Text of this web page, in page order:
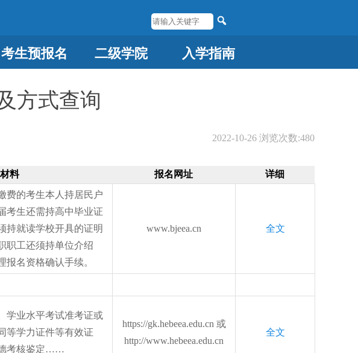
考生预报名 二级学院 入学指南
方式查询
2022-10-26 浏览次数:480
料 报名网址 详细
费的考生本人持居民户
考生还需持高中毕业证
持就读学校开具的证明
职工还须持单位介绍
报名资格确认手续。
www.bjeea.cn 全文
学业水平考试准考证或
等学力证件等有效证
考核鉴定……
https://gk.hebeea.edu.cn 或
http://www.hebeea.edu.cn
全文